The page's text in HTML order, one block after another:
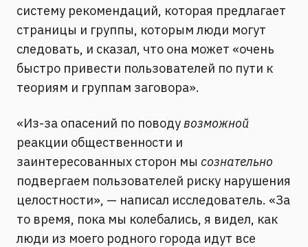
систему рекомендаций, которая предлагает
страницы и группы, которым люди могут
следовать, и сказал, что она может «очень
быстро привести пользователей по пути к
теориям и группам заговора».
«Из-за опасений по поводувозможной
реакции общественности и
заинтересованных сторон мы сознательно
подвергаем пользователей риску нарушения
целостности», — написал исследователь. «За
то время, пока мы колебались, я видел, как
люди из моего родного города идут все